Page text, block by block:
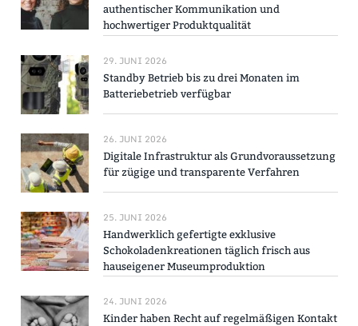
authentischer Kommunikation und
hochwertiger Produktqualität
29. JUNI 2026
Standby Betrieb bis zu drei Monaten im
Batteriebetrieb verfügbar
26. JUNI 2026
Digitale Infrastruktur als Grundvoraussetzung
für zügige und transparente Verfahren
25. JUNI 2026
Handwerklich gefertigte exklusive
Schokoladenkreationen täglich frisch aus
hauseigener Museumproduktion
24. JUNI 2026
Kinder haben Recht auf regelmäßigen Kontakt